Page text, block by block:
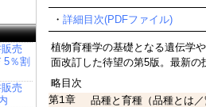
売
5％割
売
・ 詳細目次(PDFファイル)
植物育種学の基礎となる遺伝学
面改訂した待望の第5版。最新
略目次
第1章
品種と育種（品種とは